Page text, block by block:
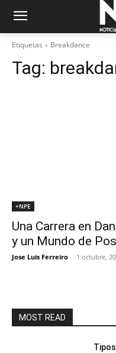
Etiquetas Breakdance
Tag:
+NPE
Una Carrera en
y un Mundo de
Jose Luis Ferreiro - 1 octubre,
MOST READ